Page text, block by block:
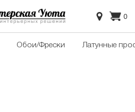
0
Обои/Фрески Латунные